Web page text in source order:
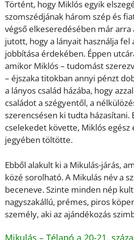
Történt, hogy Miklós egyik
szomszédjának három szép és
végső elkeseredésében már arra
jutott, hogy a lányait használja fel
jobbítása érdekében. Éppen
amikor Miklós – tudomást
– éjszaka titokban annyi pénzt
a lányos család házába, hogy
családot a szégyentől, a
szerencsésen ki tudta házasítani.
cselekedet követte, Miklós
jegyében töltötte.
Ebből alakult ki a Mikulás-járás,
közé sorolható. A Mikulás név a
beceneve. Szinte minden nép
nagyszakállú, prémes, piros
személy, aki az ajándékozás